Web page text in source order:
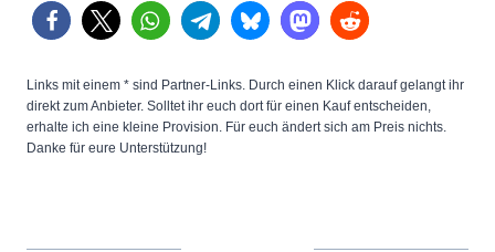
Links mit einem * sind Partner-Links. Durch einen Klick darauf gelangt ihr
direkt zum Anbieter. Solltet ihr euch dort für einen Kauf entscheiden,
erhalte ich eine kleine Provision. Für euch ändert sich am Preis nichts.
Danke für eure Unterstützung!